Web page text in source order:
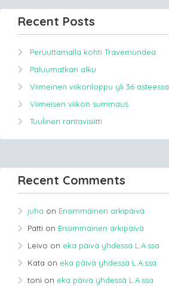
Recent Posts
Peruuttamalla kohti Travemündea
Paluumatkan alku
Viimeinen viikonloppu yli 36 asteessa.
Viimeisen viikon summaus
Tuulinen rantavisiitti
Recent Comments
juha on Ensimmäinen arkipäivä
Patti on Ensimmäinen arkipäivä
Leivo on eka päivä yhdessä L.A.ssa
Kata on eka päivä yhdessä L.A.ssa
toni on eka päivä yhdessä L.A.ssa